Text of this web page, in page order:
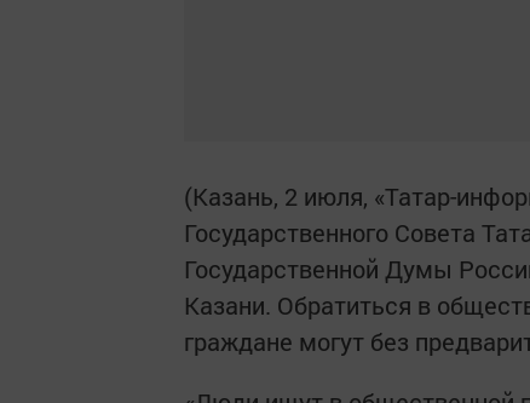
(Казань, 2 июля, «Татар-
Государственного Совета
Государственной Думы
Казани. Обратиться в
граждане могут без